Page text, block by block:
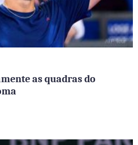
as quadras do